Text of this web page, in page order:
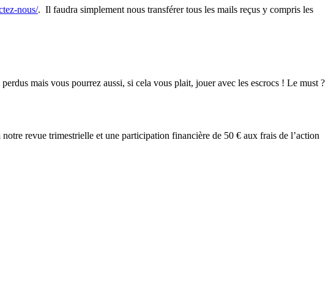
nous/. Il faudra simplement nous transférer tous les mails reçus y compris les
mais vous pourrez aussi, si cela vous plait, jouer avec les escrocs ! Le must ?
revue trimestrielle et une participation financière de 50 € aux frais de l’action